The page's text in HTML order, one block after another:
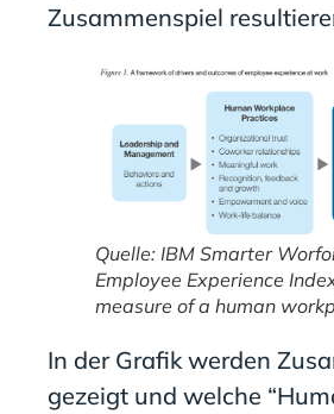
Zusammenspiel
Quelle: IBM Smarter
Employee Experience
measure of a human
In der Grafik werden
gezeigt und welche